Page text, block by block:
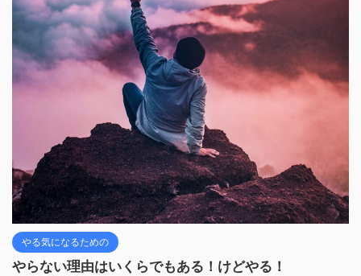
やる気になるための
やらない理由はいくらでもある！けどやる！